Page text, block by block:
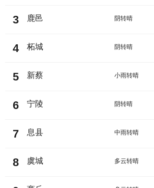
3 鹿邑 阴转晴
4 柘城 阴转晴
5 新蔡 小雨转晴
6 宁陵 阴转晴
7 息县 中雨转晴
8 虞城 多云转晴